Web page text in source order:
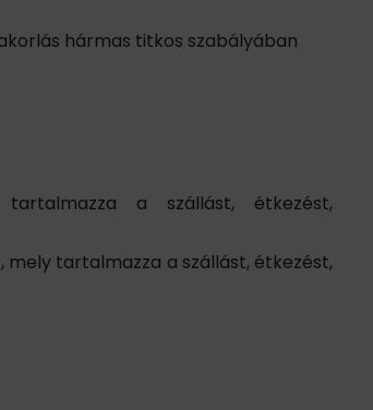
hármas titkos szabályában
a szállást, étkezést,
mely tartalmazza a szállást, étkezést,